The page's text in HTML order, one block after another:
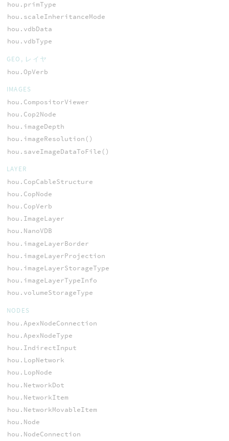
hou.primType
hou.scaleInheritanceMode
hou.vdbData
hou.vdbType
GEO, レイヤ
hou.OpVerb
IMAGES
hou.CompositorViewer
hou.Cop2Node
hou.imageDepth
hou.imageResolution()
hou.saveImageDataToFile()
LAYER
hou.CopCableStructure
hou.CopNode
hou.CopVerb
hou.ImageLayer
hou.NanoVDB
hou.imageLayerBorder
hou.imageLayerProjection
hou.imageLayerStorageType
hou.imageLayerTypeInfo
hou.volumeStorageType
NODES
hou.ApexNodeConnection
hou.ApexNodeType
hou.IndirectInput
hou.LopNetwork
hou.LopNode
hou.NetworkDot
hou.NetworkItem
hou.NetworkMovableItem
hou.Node
hou.NodeConnection